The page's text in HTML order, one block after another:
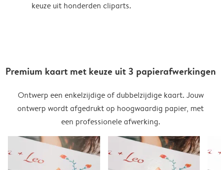
keuze uit honderden cliparts.
Premium kaart met keuze uit 3 papierafwerkingen
Ontwerp een enkelzijdige of dubbelzijdige kaart. Jouw
ontwerp wordt afgedrukt op hoogwaardig papier, met
een professionele afwerking.